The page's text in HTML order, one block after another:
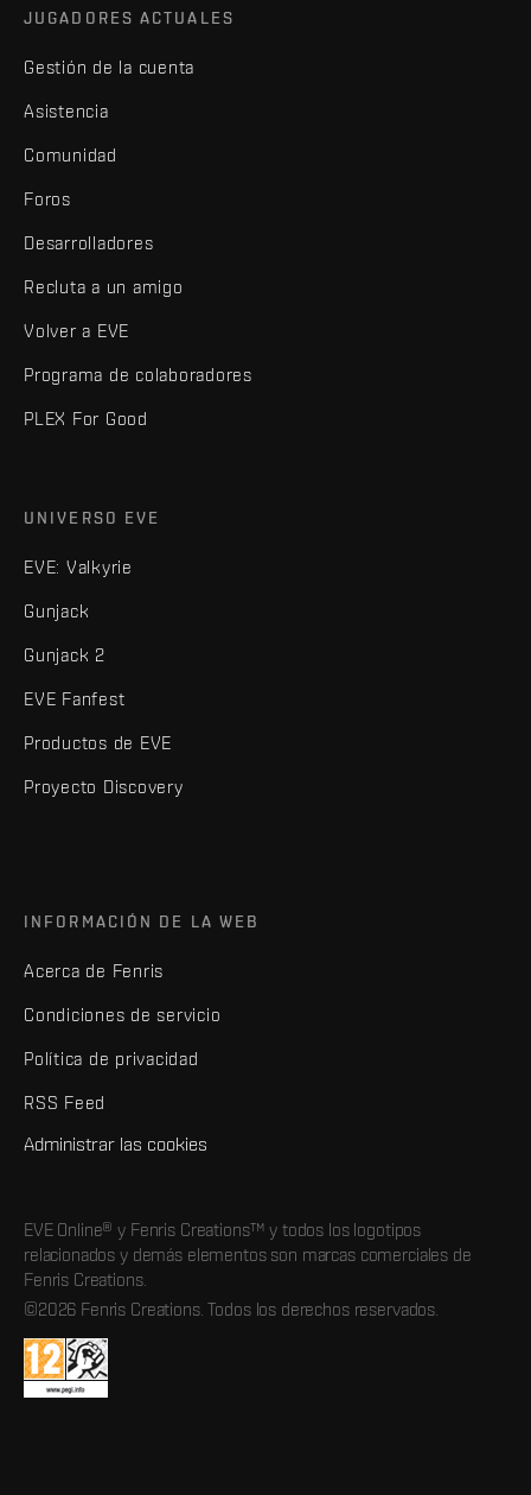
JUGADORES ACTUALES
Gestión de la cuenta
Asistencia
Comunidad
Foros
Desarrolladores
Recluta a un amigo
Volver a EVE
Programa de colaboradores
PLEX For Good
UNIVERSO EVE
EVE: Valkyrie
Gunjack
Gunjack 2
EVE Fanfest
Productos de EVE
Proyecto Discovery
INFORMACIÓN DE LA WEB
Acerca de Fenris
Condiciones de servicio
Política de privacidad
RSS Feed
Administrar las cookies
EVE Online® y Fenris Creations™ y todos los logotipos
relacionados y demás elementos son marcas comerciales de
Fenris Creations.
©2026 Fenris Creations. Todos los derechos reservados.